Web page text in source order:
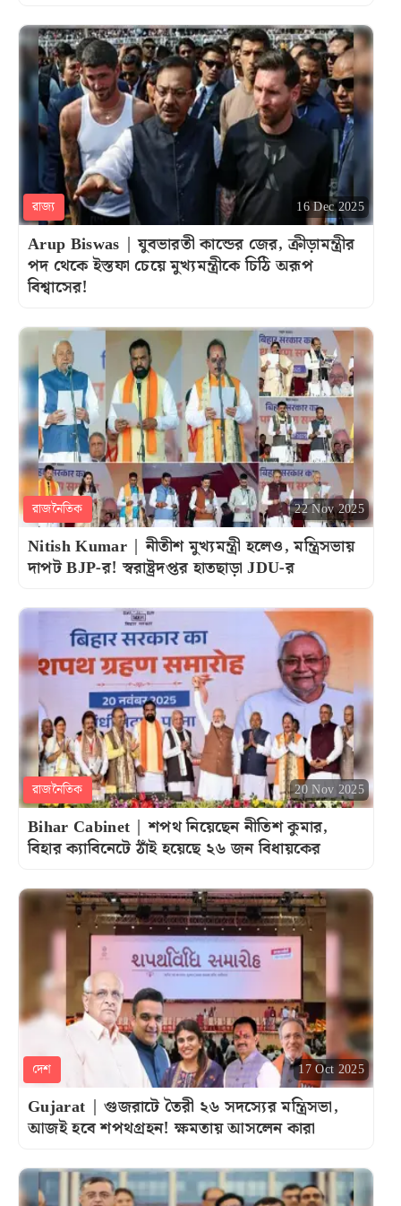
রাজ্য 16 Dec 2025
Arup Biswas | যুবভারতী কান্ডের জের, ক্রীড়ামন্ত্রীর
পদ থেকে ইস্তফা চেয়ে মুখ্যমন্ত্রীকে চিঠি অরূপ
বিশ্বাসের!
রাজনৈতিক 22 Nov 2025
Nitish Kumar | নীতীশ মুখ্যমন্ত্রী হলেও, মন্ত্রিসভায়
দাপট BJP-র! স্বরাষ্ট্রদপ্তর হাতছাড়া JDU-র
রাজনৈতিক 20 Nov 2025
Bihar Cabinet | শপথ নিয়েছেন নীতিশ কুমার,
বিহার ক্যাবিনেটে ঠাঁই হয়েছে ২৬ জন বিধায়কের
দেশ 17 Oct 2025
Gujarat | গুজরাটে তৈরী ২৬ সদস্যের মন্ত্রিসভা,
আজই হবে শপথগ্রহন! ক্ষমতায় আসলেন কারা